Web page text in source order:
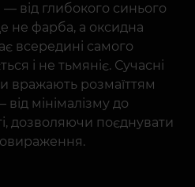
— від глибокого синього
не фарба, а оксидна
всередині самого
і не тьмяніє. Сучасні
вражають розмаїттям
мінімалізму до
дозволяючи поєднувати